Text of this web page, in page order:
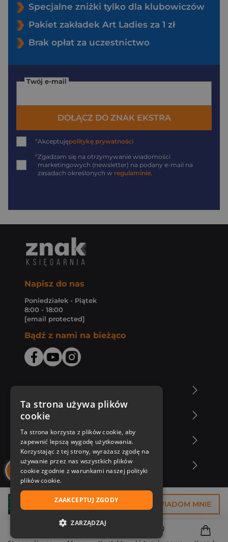
14,93 zł POWIADOM MNIE
Specjalne zniżki tylko dla klubowiczów
Pakiet zakładek Art Ladies za 1 zł
Brak opłat za uczestnictwo
Twój e-mail
DOŁĄCZ DO ZNAK EKSTRA
*Akceptujępolitykę prywatności
*Zgadzam się na otrzymywanie wiadomości
marketingowych (newsletter) na podany e-mail na
zasadach określonych w regulaminie
Napisz do nas
Poniedziałek - Piątek
8:00 - 18:00
[email protected]
Bądź z nami na bieżąco
Zakupy u nas
Nasza oferta
Nasi autorzy
Ta strona używa plików
cookie
Ta strona korzysta z plików cookie, aby
zapewnić lepszą wygodę użytkowania.
Korzystając z tej strony, wyrażasz zgodę na
używanie przez nas wszystkich plików
cookie zgodnie z warunkami naszej polityki
plików cookie.
ZAAKCEPTUJ ZGODY
ZARZĄDZAJ